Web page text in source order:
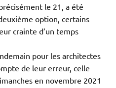
le 21, a été
option, certains
crainte d’un temps
pour les architectes
de leur erreur, celle
en novembre 2021